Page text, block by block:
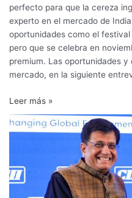
perfecto para que la cereza
experto en el mercado de
oportunidades como el
pero que se celebra en
premium. Las oportunidades
mercado, en la siguiente
Leer más »
Perú
reinicia
un